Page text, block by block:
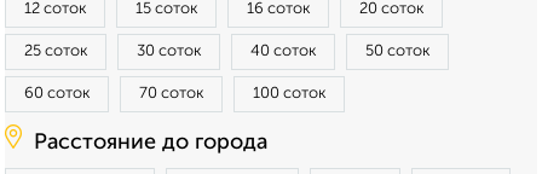
12 соток 15 соток 16 соток 20 соток
25 соток 30 соток 40 соток 50 соток
60 соток 70 соток 100 соток
Расстояние до города